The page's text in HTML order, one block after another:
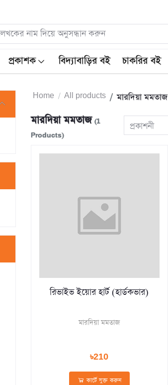
প্রকাশক বিদ্যাবাড়ির বই চাকরির বই
Home All products মারদিয়া মমতাজ
মারদিয়া মমতাজ (1
Products)
প্রকাশনী
রিভাইভ ইয়োর হার্ট (হার্ডকভার)
মারদিয়া মমতাজ
৳210
কার্টে যুক্ত করুন